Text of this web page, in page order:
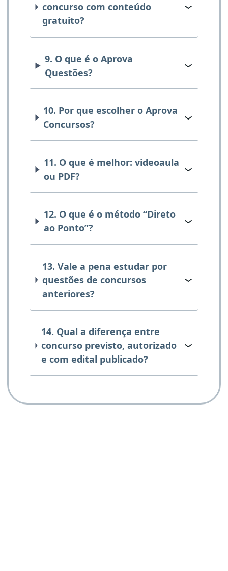
concurso com conteúdo
gratuito?
9. O que é o Aprova
Questões?
10. Por que escolher o Aprova
Concursos?
11. O que é melhor: videoaula
ou PDF?
12. O que é o método “Direto
ao Ponto”?
13. Vale a pena estudar por
questões de concursos
anteriores?
14. Qual a diferença entre
concurso previsto, autorizado
e com edital publicado?